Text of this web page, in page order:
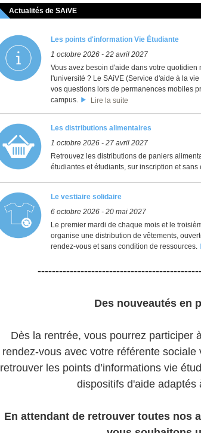
Actualités de SAiVE
Les points d'information Vie Étudiante
1 octobre 2026 -22 avril 2027
Vous avez besoin d'aide dans votre
l'université ? Le SAiVE (Service d'aide à la
vos questions lors de permanences mobiles
campus.
Lire la suite
Les distributions alimentaires
1 octobre 2026 -27 avril 2027
Retrouvez les distributions de paniers
étudiantes et étudiants, sur inscription et sans
Le vestiaire solidaire
6 octobre 2026 -20 mai 2027
Le premier mardi de chaque mois et le
organise une distribution de vêtements,
rendez-vous et sans condition de ressources.
Des nouveautés en
Dès la rentrée, vous pourrez participer
rendez‑vous avec votre référente
retrouver les points d’informations vie
dispositifs d'aide adaptés
En attendant de retrouver toutes nos